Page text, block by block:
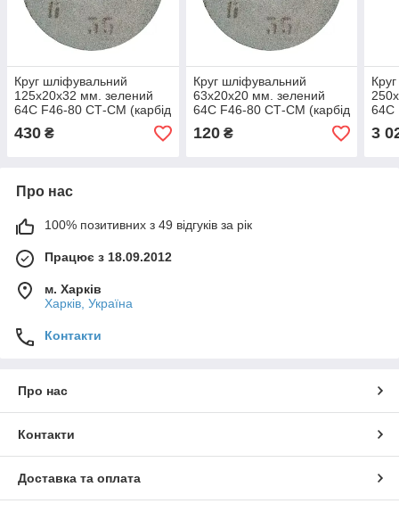
Круг шліфувальний
125х20х32 мм. зелений
64С F46-80 СТ-СМ (карбід
кремнію)
430 ₴
Круг шліфувальний
63х20х20 мм. зелений
64С F46-80 СТ-СМ (карбід
кремнію)
120₴
64С
3
Про нас
100% позитивних з 49 відгуків за рік
Працює з 18.09.2012
м. Харків
Харків, Україна
Контакти
Про нас
Контакти
Доставка та оплата